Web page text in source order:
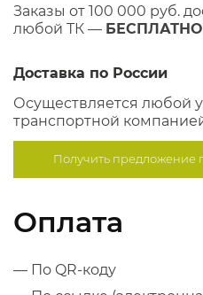
Заказы от 100 000 руб.
любой ТК — БЕСПЛАТНО
Доставка по России
Осуществляется любой
транспортной
Получить предложение
Оплата
— По QR-коду